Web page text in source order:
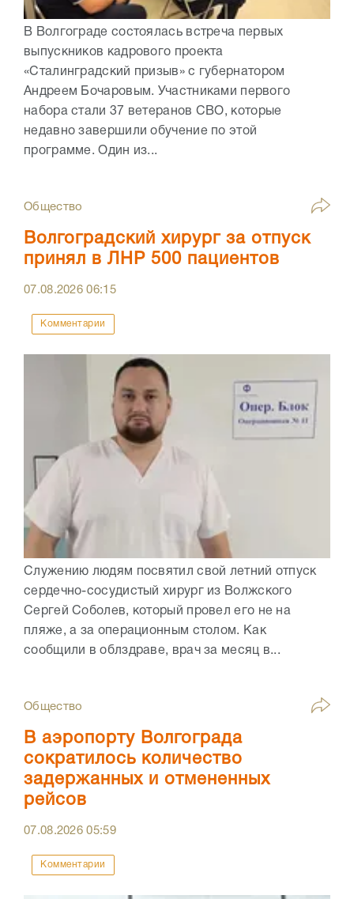
В Волгограде состоялась встреча первых
выпускников кадрового проекта
«Сталинградский призыв» с губернатором
Андреем Бочаровым. Участниками первого
набора стали 37 ветеранов СВО, которые
недавно завершили обучение по этой
программе. Один из...
Общество
Волгоградский хирург за отпуск
принял в ЛНР 500 пациентов
07.08.202606:15
Комментарии
Служению людям посвятил свой летний отпуск
сердечно-сосудистый хирург из Волжского
Сергей Соболев, который провел его не на
пляже, а за операционным столом. Как
сообщили в облздраве, врач за месяц в...
Общество
В аэропорту Волгограда
сократилось количество
задержанных и отмененных
рейсов
07.08.202605:59
Комментарии